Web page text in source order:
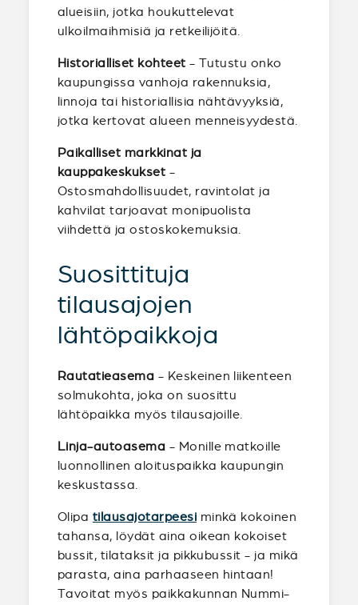
alueisiin, jotka houkuttelevat
ulkoilmaihmisiä ja retkeilijöitä.
Historialliset kohteet - Tutustu onko
kaupungissa vanhoja rakennuksia,
linnoja tai historiallisia nähtävyyksiä,
jotka kertovat alueen menneisyydestä.
Paikalliset markkinat ja
kauppakeskukset -
Ostosmahdollisuudet, ravintolat ja
kahvilat tarjoavat monipuolista
viihdettä ja ostoskokemuksia.
Suosittituja
tilausajojen
lähtöpaikkoja
Rautatieasema - Keskeinen liikenteen
solmukohta, joka on suosittu
lähtöpaikka myös tilausajoille.
Linja-autoasema - Monille matkoille
luonnollinen aloituspaikka kaupungin
keskustassa.
Olipa tilausajotarpeesi minkä kokoinen
tahansa, löydät aina oikean kokoiset
bussit, tilataksit ja pikkubussit - ja mikä
parasta, aina parhaaseen hintaan!
Tavoitat myös paikkakunnan Nummi-